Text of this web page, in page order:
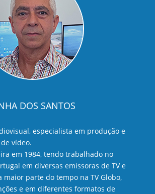
DOS SANTOS
especialista em produção e
vídeo.
em 1984, tendo trabalhado no
em diversas emissoras de TV e
maior parte do tempo na TV Globo,
e em diferentes formatos de